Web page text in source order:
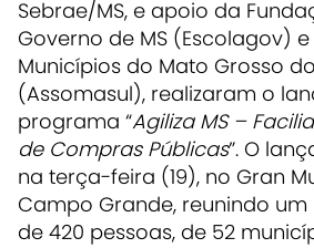
Sebrae/MS, e apoio da
Governo de MS (Escolagov)
Municípios do Mato Grosso
(Assomasul), realizaram o
programa “Agiliza MS –
de Compras Públicas”. O
na terça-feira (19), no Gran
Campo Grande, reunindo
de 420 pessoas, de 52